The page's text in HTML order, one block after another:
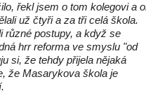
řekl jsem o tom kolegovi a
už čtyři a za tři celá škola.
různé postupy, a když se
hrr reforma ve smyslu "od
si, že tehdy přijela nějaká
že Masarykova škola je